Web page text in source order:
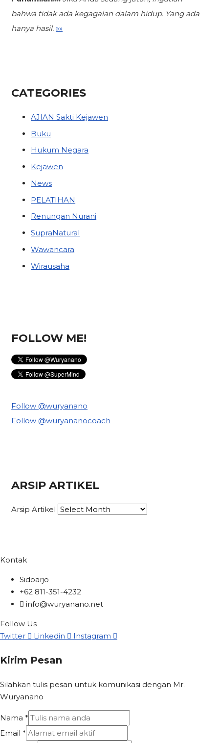
bahwa tidak ada kegagalan dalam hidup. Yang ada
hanya hasil. »»
CATEGORIES
AJIAN Sakti Kejawen
Buku
Hukum Negara
Kejawen
News
PELATIHAN
Renungan Nurani
SupraNatural
Wawancara
Wirausaha
FOLLOW ME!
Follow @wuryanano
Follow @wuryananocoach
ARSIP ARTIKEL
Arsip Artikel
Kontak
Sidoarjo
+62 811-351-4232
info@wuryanano.net
Follow Us
Twitter
Linkedin Instagram
Kirim Pesan
Silahkan tulis pesan untuk komunikasi dengan Mr.
Wuryanano
Nama *
Email *